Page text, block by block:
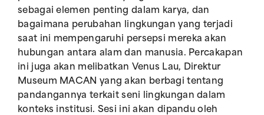
sebagai elemen penting dalam karya, dan
bagaimana perubahan lingkungan yang terjadi
saat ini mempengaruhi persepsi mereka akan
hubungan antara alam dan manusia. Percakapan
ini juga akan melibatkan Venus Lau, Direktur
Museum MACAN yang akan berbagi tentang
pandangannya terkait seni lingkungan dalam
konteks institusi. Sesi ini akan dipandu oleh